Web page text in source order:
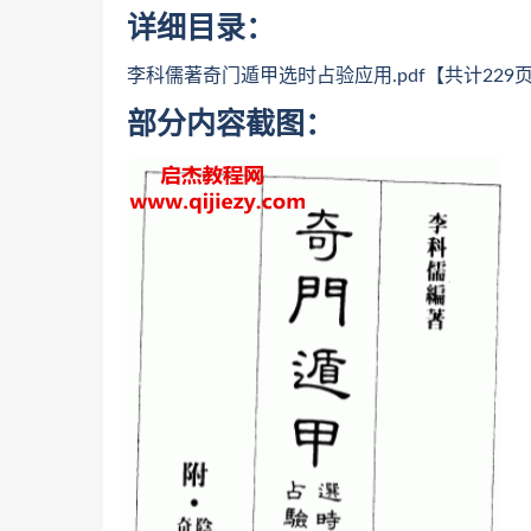
详细目录：
李科儒著奇门遁甲选时占验应用.pdf【共计229
部分内容截图：